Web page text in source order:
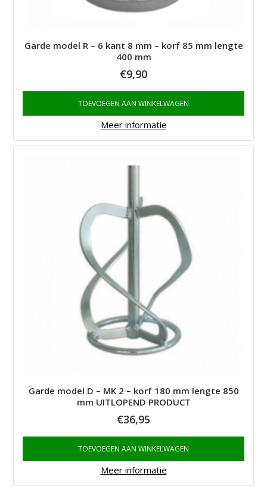
Garde model R – 6 kant 8 mm – korf 85 mm lengte
400 mm
€9,90
TOEVOEGEN AAN WINKELWAGEN
Meer informatie
Garde model D – MK 2 – korf 180 mm lengte 850
mm UITLOPEND PRODUCT
€36,95
TOEVOEGEN AAN WINKELWAGEN
Meer informatie